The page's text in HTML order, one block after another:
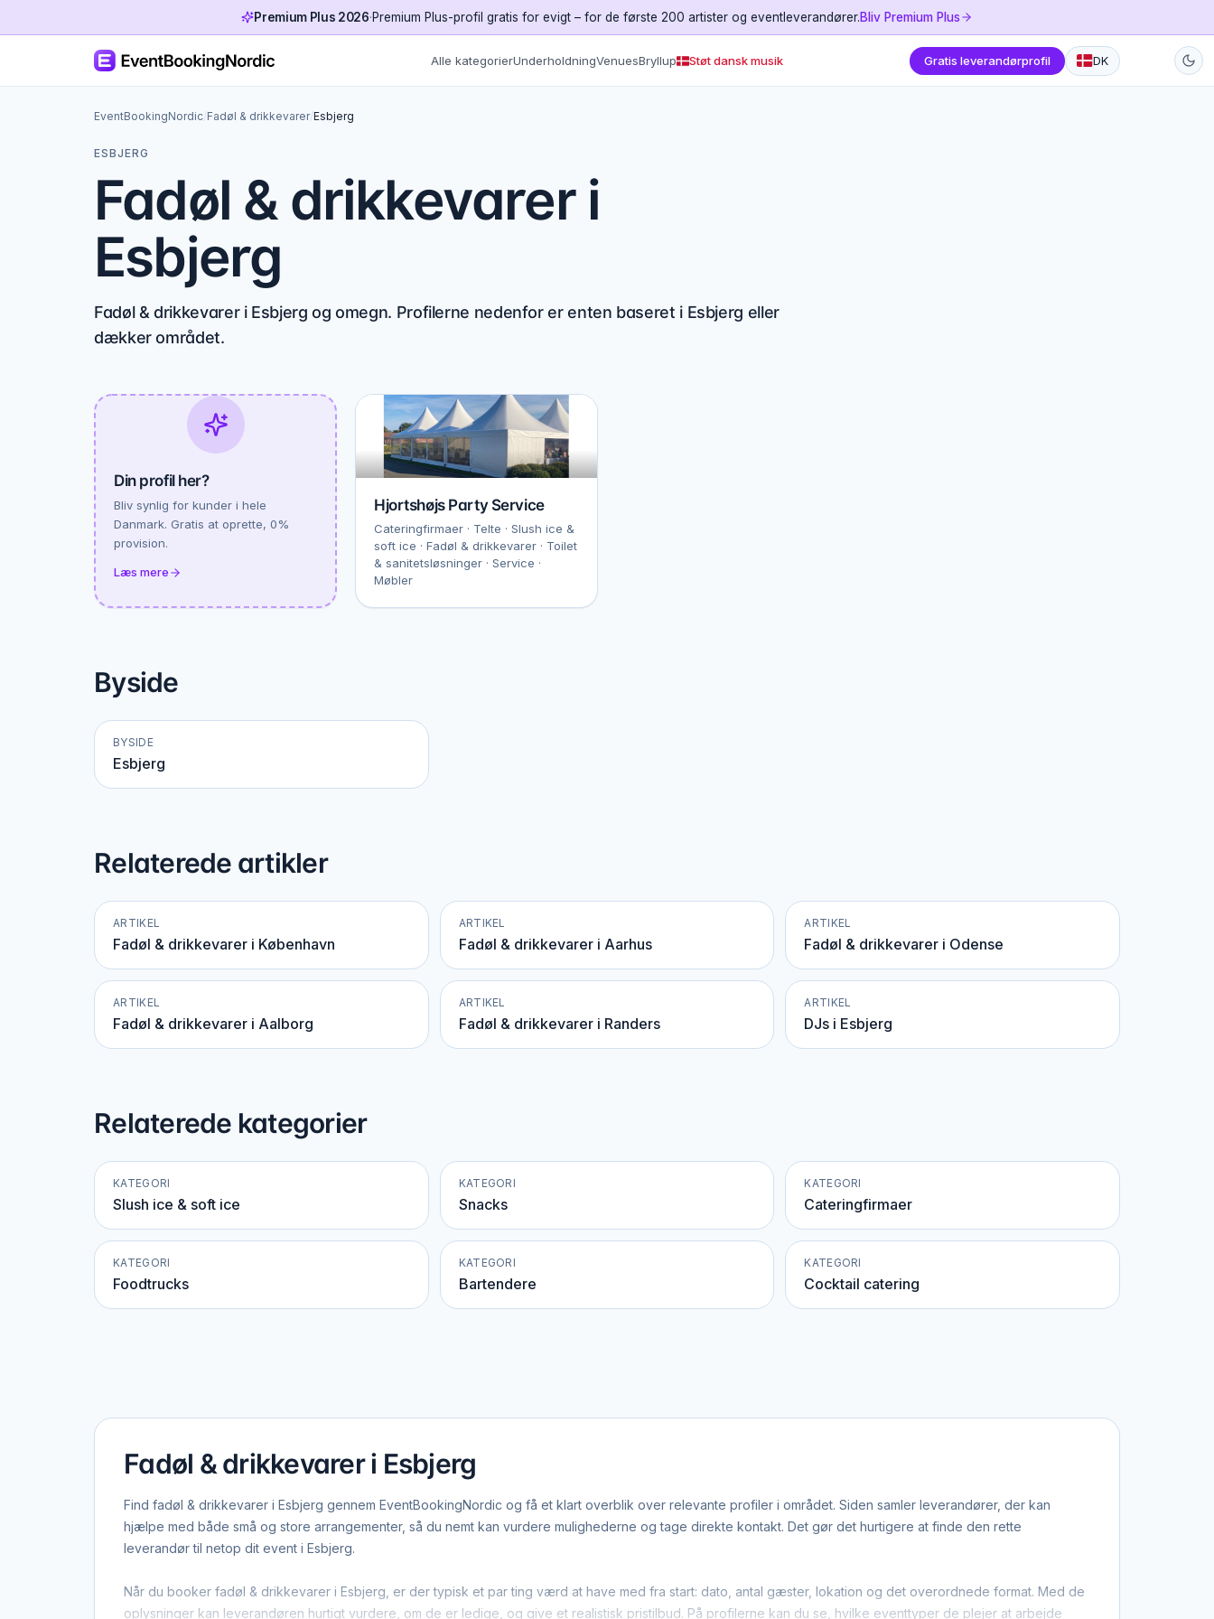
Premium Plus 2026·Premium Plus-profil gratis for evigt – for de første 200 artister og eventleverandører.Bliv Premium Plus
Alle kategorierUnderholdningVenuesBryllup Støt dansk musik Gratis leverandørprofil DK
EventBookingNordic/Fadøl & drikkevarer/Esbjerg
ESBJERG
Fadøl & drikkevarer i
Esbjerg
Fadøl & drikkevarer i Esbjerg og omegn. Profilerne nedenfor er enten baseret i Esbjerg eller
dækker området.
Din profil her?
Bliv synlig for kunder i hele
Danmark. Gratis at oprette, 0%
provision.
Læs mere
Hjortshøjs Party Service
Cateringfirmaer · Telte · Slush ice &
soft ice · Fadøl & drikkevarer · Toilet
& sanitetsløsninger · Service ·
Møbler
Byside
BYSIDE
Esbjerg
Relaterede artikler
ARTIKEL
Fadøl & drikkevarer i København
ARTIKEL
Fadøl & drikkevarer i Aarhus
ARTIKEL
Fadøl & drikkevarer i Odense
ARTIKEL
Fadøl & drikkevarer i Aalborg
ARTIKEL
Fadøl & drikkevarer i Randers
ARTIKEL
DJs i Esbjerg
Relaterede kategorier
KATEGORI
Slush ice & soft ice
KATEGORI
Snacks
KATEGORI
Cateringfirmaer
KATEGORI
Foodtrucks
KATEGORI
Bartendere
KATEGORI
Cocktail catering
Fadøl & drikkevarer i Esbjerg
Find fadøl & drikkevarer i Esbjerg gennem EventBookingNordic og få et klart overblik over relevante profiler i området. Siden samler leverandører, der kan
hjælpe med både små og store arrangementer, så du nemt kan vurdere mulighederne og tage direkte kontakt. Det gør det hurtigere at finde den rette
leverandør til netop dit event i Esbjerg.
Når du booker fadøl & drikkevarer i Esbjerg, er der typisk et par ting værd at have med fra start: dato, antal gæster, lokation og det overordnede format. Med de
oplysninger kan leverandøren hurtigt vurdere, om de er ledige, og give et realistisk pristilbud. På profilerne kan du se, hvilke eventtyper de plejer at arbejde